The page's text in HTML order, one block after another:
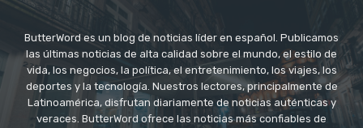
ButterWord es un blog de noticias líder en español. Publicamos
las últimas noticias de alta calidad sobre el mundo, el estilo de
vida, los negocios, la política, el entretenimiento, los viajes, los
deportes y la tecnología. Nuestros lectores, principalmente de
Latinoamérica, disfrutan diariamente de noticias auténticas y
veraces. ButterWord ofrece las noticias más confiables de